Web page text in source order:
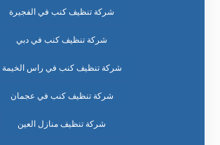
شركة تنظيف كنب في الفجيرة
شركة تنظيف كنب في دبي
شركة تنظيف كنب في راس الخيمة
شركة تنظيف كنب في عجمان
شركة تنظيف منازل العين